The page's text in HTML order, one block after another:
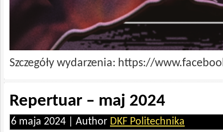
Szczegóły wydarzenia: https://
Repertuar – maj 2024
6 maja 2024 | Author DKF Politechnika